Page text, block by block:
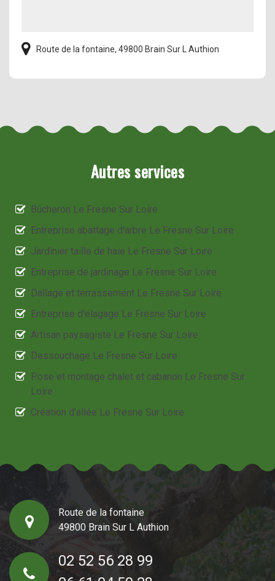
Route de la fontaine, 49800 Brain Sur L Authion
Autres services
Bûcheron Le Fresne Sur Loire
Entreprise abattage d'arbre Le Fresne Sur Loire
Jardinier taille de haie Le Fresne Sur Loire
Entreprise de jardinage Le Fresne Sur Loire
Dallage et terrassement Le Fresne Sur Loire
Entreprise d'élagage Le Fresne Sur Loire
Artisan paysagiste Le Fresne Sur Loire
Dessouchage Le Fresne Sur Loire
Pose et montage chalet et cabanon Le Fresne Sur
Loire
Création d'allée Le Fresne Sur Loire
Route de la fontaine
49800 Brain Sur L Authion
02 52 56 28 99